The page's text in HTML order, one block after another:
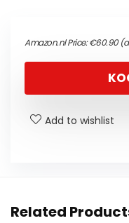
Amazon.nl Price:€60.90
Add to wishlist
Related